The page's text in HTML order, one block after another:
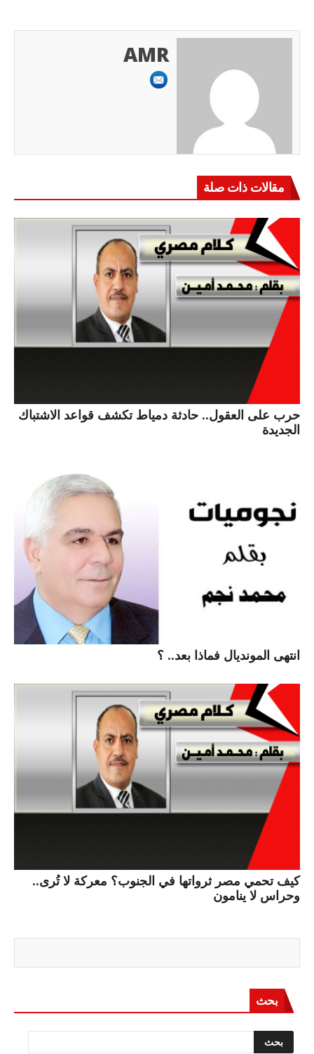
AMR
مقالات ذات صلة
حرب على العقول.. حادثة دمياط تكشف قواعد الاشتباك
الجديدة
انتهى المونديال فماذا بعد.. ؟
كيف تحمي مصر ثرواتها في الجنوب؟ معركة لا تُرى..
وحراس لا ينامون
بحث